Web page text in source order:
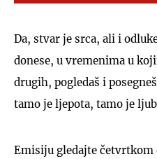
Da, stvar je srca, ali i
donese, u vremenima u
drugih, pogledaš i
tamo je ljepota, tamo je
Emisiju gledajte četvrtkom